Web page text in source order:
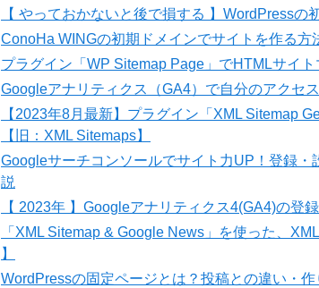
【 やっておかないと後で損する 】WordPressの
ConoHa WINGの初期ドメインでサイトを作る方
プラグイン「WP Sitemap Page」でHTMLサイ
Googleアナリティクス（GA4）で自分のアクセ
【2023年8月最新】プラグイン「XML Sitemap
【旧：XML Sitemaps】
Googleサーチコンソールでサイト力UP！登録
説
【 2023年 】Googleアナリティクス4(GA4)の登
「XML Sitemap & Google News」を使った、
】
WordPressの固定ページとは？投稿との違い・